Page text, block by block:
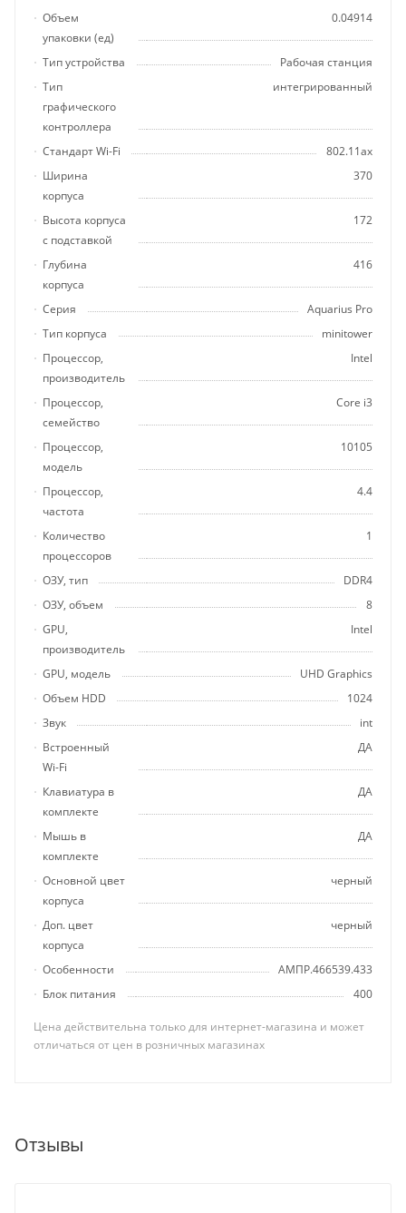
Объем
упаковки (ед)
0.04914
Тип устройства
Рабочая станция
Тип
графического
контроллера
интегрированный
Стандарт Wi-Fi
802.11ax
Ширина
корпуса
370
Высота корпуса
с подставкой
172
Глубина
корпуса
416
Серия
Aquarius Pro
Тип корпуса
minitower
Процессор,
производитель
Intel
Процессор,
семейство
Core i3
Процессор,
модель
10105
Процессор,
частота
4.4
Количество
процессоров
1
ОЗУ, тип
DDR4
ОЗУ, объем
8
GPU,
производитель
Intel
GPU, модель
UHD Graphics
Объем HDD
1024
Звук
int
Встроенный
Wi-Fi
ДА
Клавиатура в
комплекте
ДА
Мышь в
комплекте
ДА
Основной цвет
корпуса
черный
Доп. цвет
корпуса
черный
Особенности
АМПР.466539.433
Блок питания
400
Цена действительна только для интернет-магазина и может
отличаться от цен в розничных магазинах
Отзывы